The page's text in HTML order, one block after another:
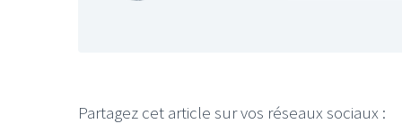
Partagez cet article sur vos réseaux sociaux :